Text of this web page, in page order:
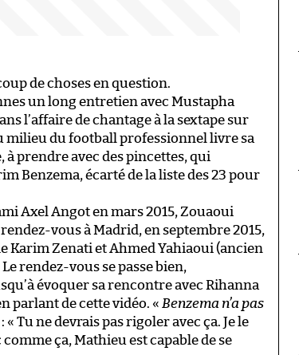
de choses en question.
un long entretien avec Mustapha
l’affaire de chantage à la sextape sur
milieu du football professionnel livre sa
prendre avec des pincettes, qui
Benzema, écarté de la liste des 23 pour
Axel Angot en mars 2015, Zouaoui
vous à Madrid, en septembre 2015,
Karim Zenati et Ahmed Yahiaoui (ancien
rendez-vous se passe bien,
évoquer sa rencontre avec Rihanna
parlant de cette vidéo. « Benzema n’a pas
: « Tu ne devrais pas rigoler avec ça. Je le
ça, Mathieu est capable de se